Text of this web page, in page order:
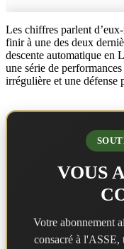
Les chiffres parlent
finir à une des deux
descente automatique en
une série de
irrégulière et une défense
VOUS
Votre abonnement
consacré à l'ASSE,